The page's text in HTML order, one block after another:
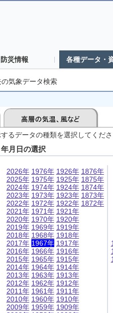
防災情報 各種データ・
の気象データ検索
るデータの種類を選択してくだ
年月日の選択
2026年
2025年
2024年
2023年
2022年
2021年
2020年
2019年
2018年
2017年
2016年
2015年
2014年
2013年
2012年
2011年
2010年
2009年
1976年
1975年
1974年
1973年
1972年
1971年
1970年
1969年
1968年
1967年
1966年
1965年
1964年
1963年
1962年
1961年
1960年
1959年
1926年
1925年
1924年
1923年
1922年
1921年
1920年
1919年
1918年
1917年
1916年
1915年
1914年
1913年
1912年
1911年
1910年
1909年
1876年
1875年
1874年
1873年
1872年